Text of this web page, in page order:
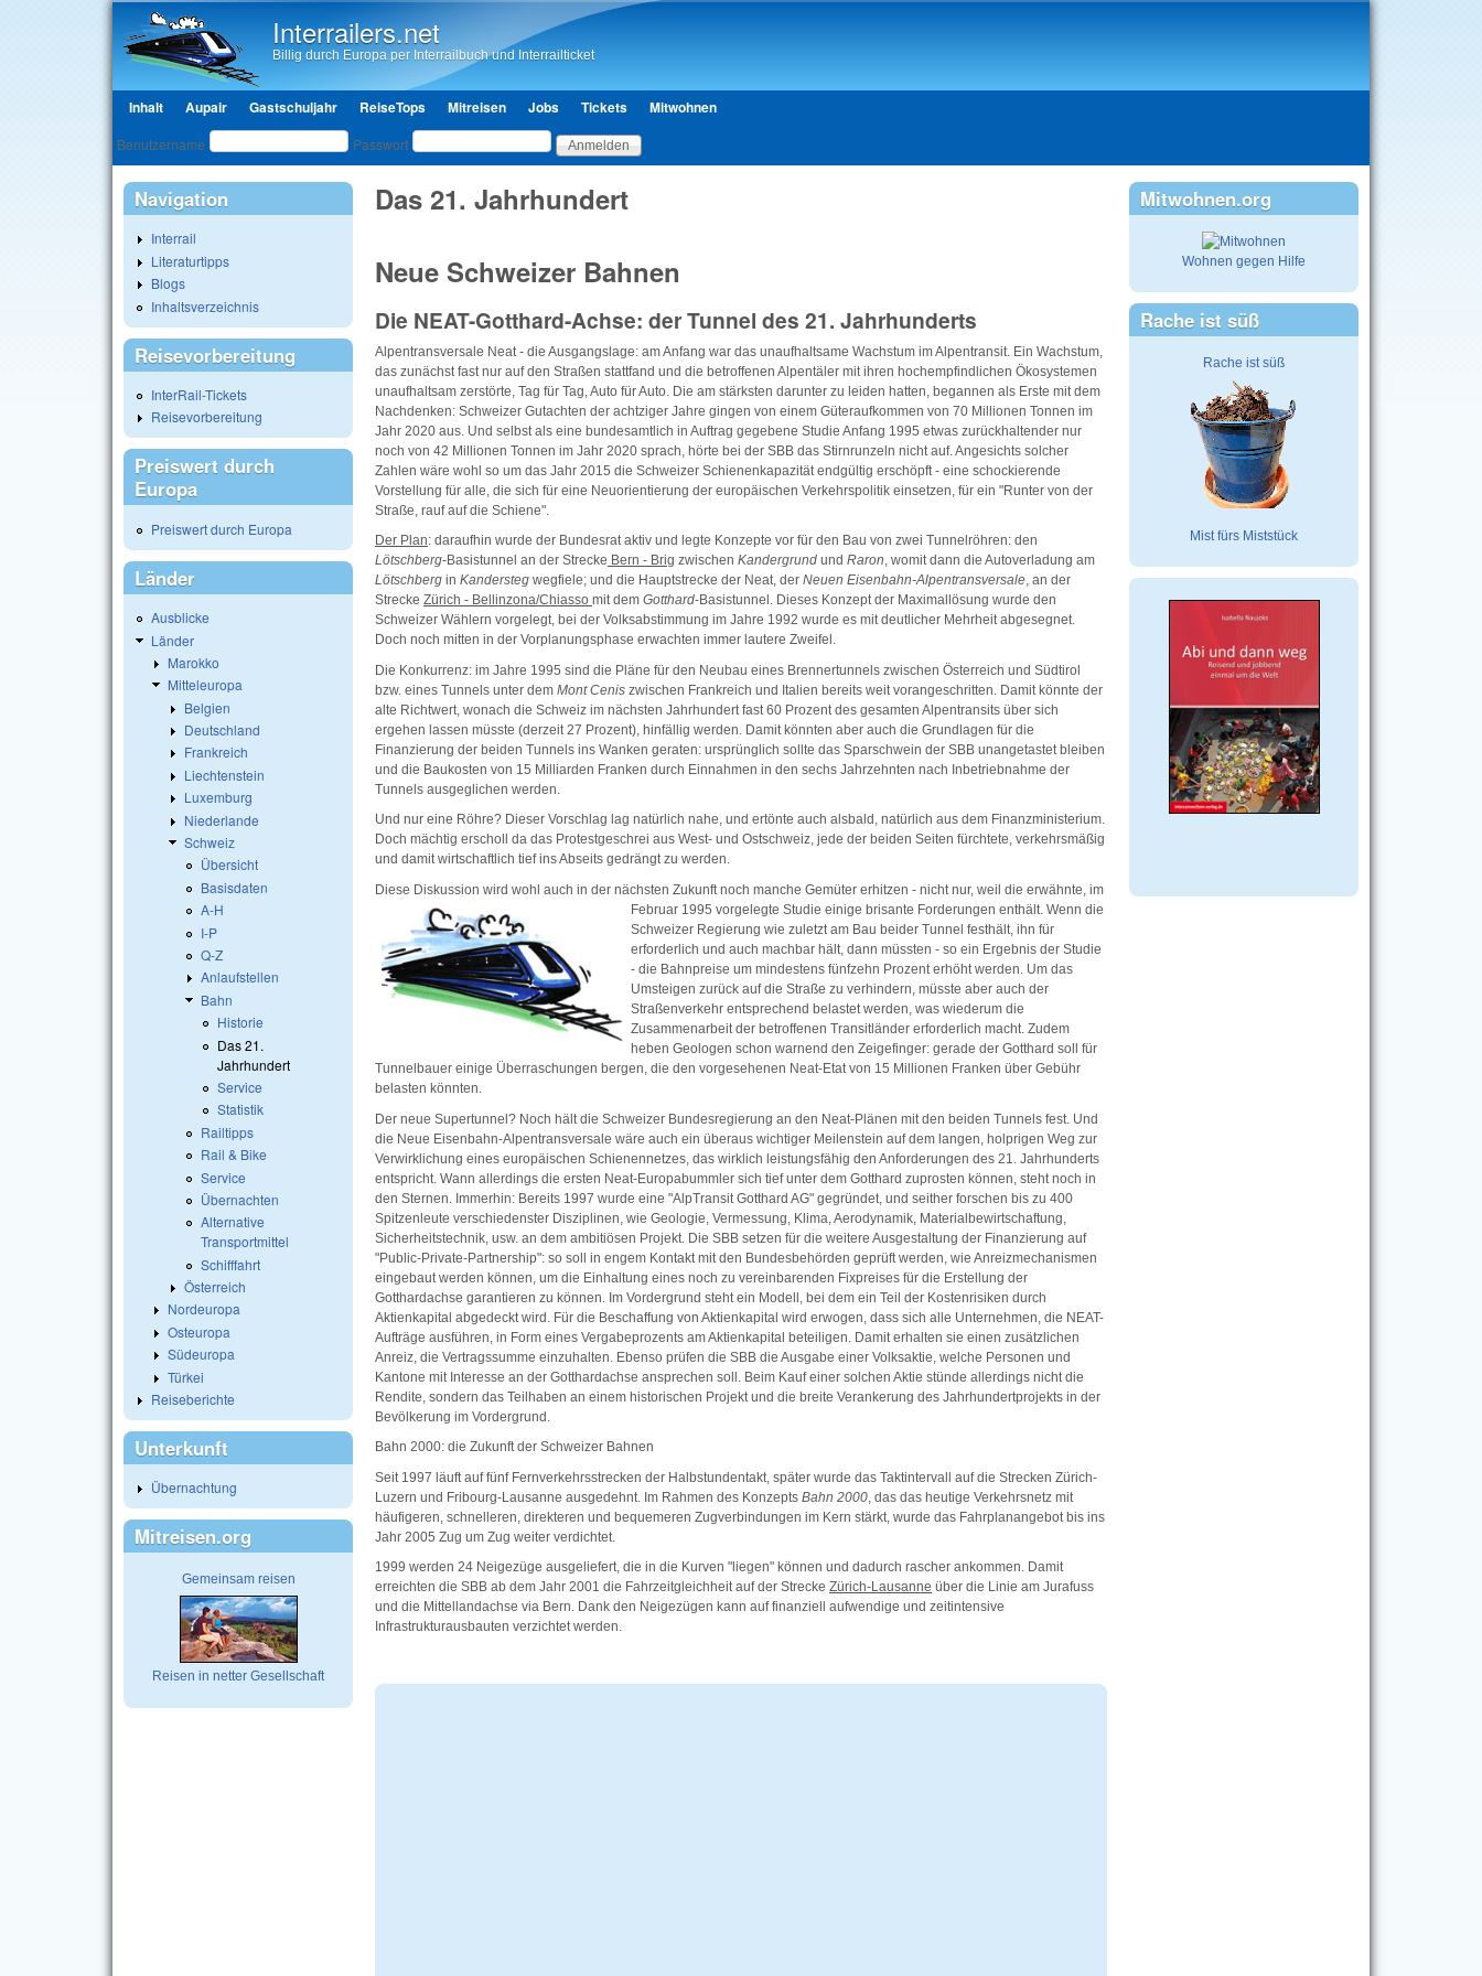
Interrailers.net
Billig durch Europa per Interrailbuch und Interrailticket
Hauptmenü
Inhalt Aupair Gastschuljahr ReiseTops Mitreisen Jobs Tickets Mitwohnen
Benutzeranmeldung
Benutzername Passwort
Das 21. Jahrhundert
Neue Schweizer Bahnen
Die NEAT-Gotthard-Achse: der Tunnel des 21. Jahrhunderts
Alpentransversale Neat - die Ausgangslage: am Anfang war das unaufhaltsame Wachstum im Alpentransit. Ein Wachstum,
das zunächst fast nur auf den Straßen stattfand und die betroffenen Alpentäler mit ihren hochempfindlichen Ökosystemen
unaufhaltsam zerstörte, Tag für Tag, Auto für Auto. Die am stärksten darunter zu leiden hatten, begannen als Erste mit dem
Nachdenken: Schweizer Gutachten der achtziger Jahre gingen von einem Güteraufkommen von 70 Millionen Tonnen im
Jahr 2020 aus. Und selbst als eine bundesamtlich in Auftrag gegebene Studie Anfang 1995 etwas zurückhaltender nur
noch von 42 Millionen Tonnen im Jahr 2020 sprach, hörte bei der SBB das Stirnrunzeln nicht auf. Angesichts solcher
Zahlen wäre wohl so um das Jahr 2015 die Schweizer Schienenkapazität endgültig erschöpft - eine schockierende
Vorstellung für alle, die sich für eine Neuorientierung der europäischen Verkehrspolitik einsetzen, für ein "Runter von der
Straße, rauf auf die Schiene".
Der Plan: daraufhin wurde der Bundesrat aktiv und legte Konzepte vor für den Bau von zwei Tunnelröhren: den
Lötschberg-Basistunnel an der Strecke Bern - Brig zwischen Kandergrund und Raron, womit dann die Autoverladung am
Lötschberg in Kandersteg wegfiele; und die Hauptstrecke der Neat, der Neuen Eisenbahn-Alpentransversale, an der
Strecke Zürich - Bellinzona/Chiasso mit dem Gotthard-Basistunnel. Dieses Konzept der Maximallösung wurde den
Schweizer Wählern vorgelegt, bei der Volksabstimmung im Jahre 1992 wurde es mit deutlicher Mehrheit abgesegnet.
Doch noch mitten in der Vorplanungsphase erwachten immer lautere Zweifel.
Die Konkurrenz: im Jahre 1995 sind die Pläne für den Neubau eines Brennertunnels zwischen Österreich und Südtirol
bzw. eines Tunnels unter dem Mont Cenis zwischen Frankreich und Italien bereits weit vorangeschritten. Damit könnte der
alte Richtwert, wonach die Schweiz im nächsten Jahrhundert fast 60 Prozent des gesamten Alpentransits über sich
ergehen lassen müsste (derzeit 27 Prozent), hinfällig werden. Damit könnten aber auch die Grundlagen für die
Finanzierung der beiden Tunnels ins Wanken geraten: ursprünglich sollte das Sparschwein der SBB unangetastet bleiben
und die Baukosten von 15 Milliarden Franken durch Einnahmen in den sechs Jahrzehnten nach Inbetriebnahme der
Tunnels ausgeglichen werden.
Und nur eine Röhre? Dieser Vorschlag lag natürlich nahe, und ertönte auch alsbald, natürlich aus dem Finanzministerium.
Doch mächtig erscholl da das Protestgeschrei aus West- und Ostschweiz, jede der beiden Seiten fürchtete, verkehrsmäßig
und damit wirtschaftlich tief ins Abseits gedrängt zu werden.
Diese Diskussion wird wohl auch in der nächsten Zukunft noch manche Gemüter erhitzen - nicht nur, weil die erwähnte, im
Februar 1995 vorgelegte Studie einige brisante Forderungen enthält. Wenn die
Schweizer Regierung wie zuletzt am Bau beider Tunnel festhält, ihn für
erforderlich und auch machbar hält, dann müssten - so ein Ergebnis der Studie
- die Bahnpreise um mindestens fünfzehn Prozent erhöht werden. Um das
Umsteigen zurück auf die Straße zu verhindern, müsste aber auch der
Straßenverkehr entsprechend belastet werden, was wiederum die
Zusammenarbeit der betroffenen Transitländer erforderlich macht. Zudem
heben Geologen schon warnend den Zeigefinger: gerade der Gotthard soll für
Tunnelbauer einige Überraschungen bergen, die den vorgesehenen Neat-Etat von 15 Millionen Franken über Gebühr
belasten könnten.
Der neue Supertunnel? Noch hält die Schweizer Bundesregierung an den Neat-Plänen mit den beiden Tunnels fest. Und
die Neue Eisenbahn-Alpentransversale wäre auch ein überaus wichtiger Meilenstein auf dem langen, holprigen Weg zur
Verwirklichung eines europäischen Schienennetzes, das wirklich leistungsfähig den Anforderungen des 21. Jahrhunderts
entspricht. Wann allerdings die ersten Neat-Europabummler sich tief unter dem Gotthard zuprosten können, steht noch in
den Sternen. Immerhin: Bereits 1997 wurde eine "AlpTransit Gotthard AG" gegründet, und seither forschen bis zu 400
Spitzenleute verschiedenster Disziplinen, wie Geologie, Vermessung, Klima, Aerodynamik, Materialbewirtschaftung,
Sicherheitstechnik, usw. an dem ambitiösen Projekt. Die SBB setzen für die weitere Ausgestaltung der Finanzierung auf
"Public-Private-Partnership": so soll in engem Kontakt mit den Bundesbehörden geprüft werden, wie Anreizmechanismen
eingebaut werden können, um die Einhaltung eines noch zu vereinbarenden Fixpreises für die Erstellung der
Gotthardachse garantieren zu können. Im Vordergrund steht ein Modell, bei dem ein Teil der Kostenrisiken durch
Aktienkapital abgedeckt wird. Für die Beschaffung von Aktienkapital wird erwogen, dass sich alle Unternehmen, die NEAT-
Aufträge ausführen, in Form eines Vergabeprozents am Aktienkapital beteiligen. Damit erhalten sie einen zusätzlichen
Anreiz, die Vertragssumme einzuhalten. Ebenso prüfen die SBB die Ausgabe einer Volksaktie, welche Personen und
Kantone mit Interesse an der Gotthardachse ansprechen soll. Beim Kauf einer solchen Aktie stünde allerdings nicht die
Rendite, sondern das Teilhaben an einem historischen Projekt und die breite Verankerung des Jahrhundertprojekts in der
Bevölkerung im Vordergrund.
Bahn 2000: die Zukunft der Schweizer Bahnen
Seit 1997 läuft auf fünf Fernverkehrsstrecken der Halbstundentakt, später wurde das Taktintervall auf die Strecken Zürich-
Luzern und Fribourg-Lausanne ausgedehnt. Im Rahmen des Konzepts Bahn 2000 , das das heutige Verkehrsnetz mit
häufigeren, schnelleren, direkteren und bequemeren Zugverbindungen im Kern stärkt, wurde das Fahrplanangebot bis ins
Jahr 2005 Zug um Zug weiter verdichtet.
1999 werden 24 Neigezüge ausgeliefert, die in die Kurven "liegen" können und dadurch rascher ankommen. Damit
erreichten die SBB ab dem Jahr 2001 die Fahrzeitgleichheit auf der Strecke Zürich-Lausanne über die Linie am Jurafuss
und die Mittellandachse via Bern. Dank den Neigezügen kann auf finanziell aufwendige und zeitintensive
Infrastrukturausbauten verzichtet werden.
Navigation
Interrail
Literaturtipps
Blogs
Inhaltsverzeichnis
Reisevorbereitung
InterRail-Tickets
Reisevorbereitung
Preiswert durch
Europa
Preiswert durch Europa
Länder
Ausblicke
Länder
Marokko
Mitteleuropa
Belgien
Deutschland
Frankreich
Liechtenstein
Luxemburg
Niederlande
Schweiz
Übersicht
Basisdaten
A-H
I-P
Q-Z
Anlaufstellen
Bahn
Historie
Das 21.
Jahrhundert
Service
Statistik
Railtipps
Rail & Bike
Service
Übernachten
Alternative
Transportmittel
Schifffahrt
Österreich
Nordeuropa
Osteuropa
Südeuropa
Türkei
Reiseberichte
Unterkunft
Übernachtung
Mitreisen.org
Gemeinsam reisen
Reisen in netter Gesellschaft
Mitwohnen.org
Wohnen gegen Hilfe
Rache ist süß
Rache ist süß
Mist fürs Miststück